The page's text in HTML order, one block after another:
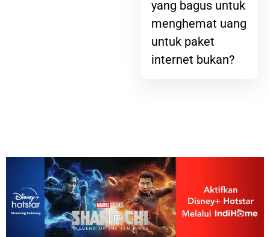
yang bagus untuk
menghemat uang
untuk paket
internet bukan?